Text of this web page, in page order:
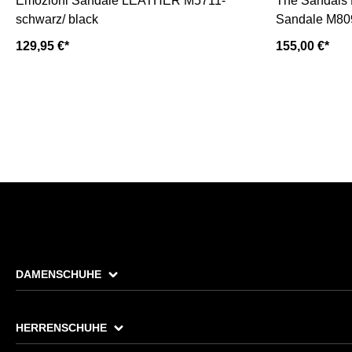
schwarz/ black
129,95 €*
Sandale
155,00 €*
DAMENSCHUHE
HERRENSCHUHE